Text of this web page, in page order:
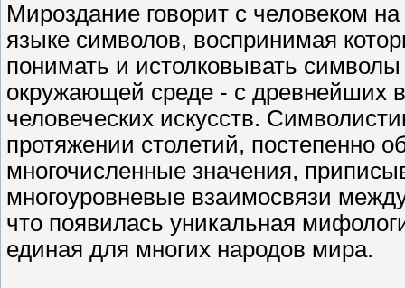
Мироздание говорит с человеком
языке символов, воспринимая
понимать и истолковывать
окружающей среде - с древнейших
человеческих искусств.
протяжении столетий, постепенно
многочисленные значения,
многоуровневые взаимосвязи
что появилась уникальная
единая для многих народов мира.